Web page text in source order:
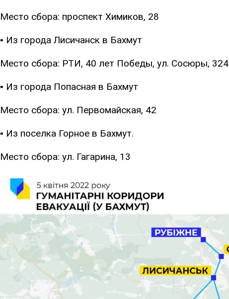
Место сбора: проспект Химиков, 28
▪ Из города Лисичанск в Бахмут
Место сбора: РТИ, 40 лет Победы, ул. Сосюры, 324
▪ Из города Попасная в Бахмут
Место сбора: ул. Первомайская, 42
▪ Из поселка Горное в Бахмут.
Место сбора: ул. Гагарина, 13